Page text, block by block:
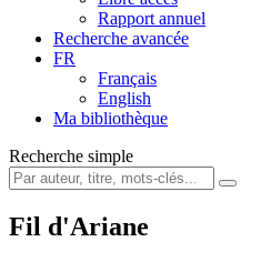
Rapport annuel
Recherche avancée
FR
Français
English
Ma bibliothèque
Recherche simple
Fil d'Ariane